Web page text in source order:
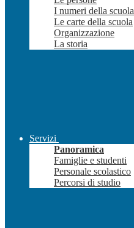
I numeri della scuola
Le carte della scuola
Organizzazione
La storia
Servizi
Panoramica
Famiglie e studenti
Personale scolastico
Percorsi di studio